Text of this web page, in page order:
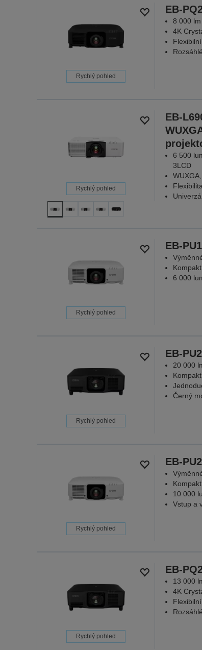
Rychlý pohled
EB-
8 000 lm
4K
Rychlý pohled
EB-
6 500
3LCD
Rychlý pohled
EB-
6 000
Rychlý pohled
EB-
20 000
Černý
Rychlý pohled
EB-
10 000
Vstup a
Rychlý pohled
EB-
13 000
4K